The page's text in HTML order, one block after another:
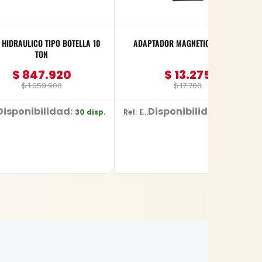
TIPO BOTELLA 10
TON
$1.059.900
$ 847.920
30 disp.
ADAPTADOR MAGNETICO MAKITA
$17.700
$ 13.275
Ref: E-03442Disponibilidad: